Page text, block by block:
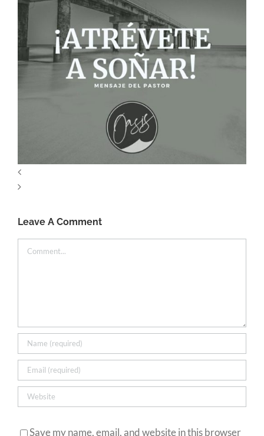
Leave A Comment
Comment
Save my name, email, and website in this browser